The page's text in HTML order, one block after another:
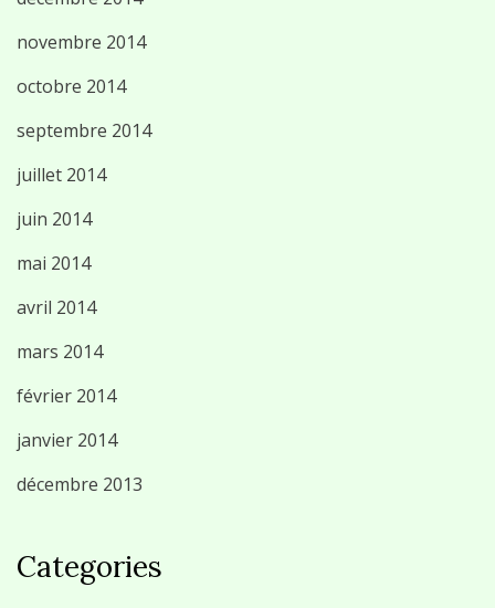
novembre 2014
octobre 2014
septembre 2014
juillet 2014
juin 2014
mai 2014
avril 2014
mars 2014
février 2014
janvier 2014
décembre 2013
Categories